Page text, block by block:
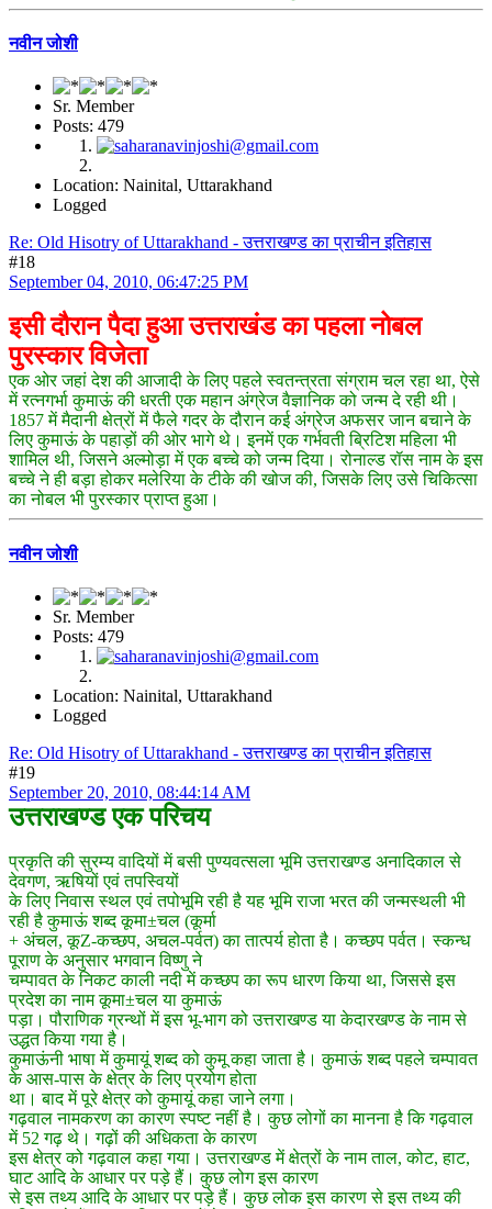
नवीन जोशी
Sr. Member
Posts: 479
Location: Nainital, Uttarakhand
Logged
Re: Old Hisotry of Uttarakhand - उत्तराखण्ड का प्राचीन इतिहास
#18
September 04, 2010, 06:47:25 PM
इसी दौरान पैदा हुआ उत्तराखंड का पहला नोबल
पुरस्कार विजेता
एक ओर जहां देश की आजादी के लिए पहले स्वतन्त्रता संग्राम चल रहा था, ऐसे
में रत्नगर्भा कुमाऊं की धरती एक महान अंग्रेज वैज्ञानिक को जन्म दे रही थी।
1857 में मैदानी क्षेत्रों में फैले गदर के दौरान कई अंग्रेज अफसर जान बचाने के
लिए कुमाऊं के पहाड़ों की ओर भागे थे। इनमें एक गर्भवती ब्रिटिश महिला भी
शामिल थी, जिसने अल्मोड़ा में एक बच्चे को जन्म दिया। रोनाल्ड रॉस नाम के इस
बच्चे ने ही बड़ा होकर मलेरिया के टीके की खोज की, जिसके लिए उसे चिकित्सा
का नोबल भी पुरस्कार प्राप्त हुआ।
नवीन जोशी
Sr. Member
Posts: 479
Location: Nainital, Uttarakhand
Logged
Re: Old Hisotry of Uttarakhand - उत्तराखण्ड का प्राचीन इतिहास
#19
September 20, 2010, 08:44:14 AM
उत्तराखण्ड एक परिचय
प्रकृति की सुरम्य वादियों में बसी पुण्यवत्सला भूमि उत्तराखण्ड अनादिकाल से
देवगण, ऋषियों एवं तपस्वियों
के लिए निवास स्थल एवं तपोभूमि रही है यह भूमि राजा भरत की जन्मस्थली भी
रही है कुमाऊं शब्द कूमा±चल (कूर्मा
+ अंचल, कूZ-कच्छप, अचल-पर्वत) का तात्पर्य होता है। कच्छप पर्वत। स्कन्ध
पूराण के अनुसार भगवान विष्णु ने
चम्पावत के निकट काली नदी में कच्छप का रूप धारण किया था, जिससे इस
प्रदेश का नाम कूमा±चल या कुमाऊं
पड़ा। पौराणिक ग्रन्थों में इस भू-भाग को उत्तराखण्ड या केदारखण्ड के नाम से
उद्धत किया गया है।
कुमाऊंनी भाषा में कुमायूं शब्द को कुमू कहा जाता है। कुमाऊं शब्द पहले चम्पावत
के आस-पास के क्षेत्र के लिए प्रयोग होता
था। बाद में पूरे क्षेत्र को कुमायूं कहा जाने लगा।
गढ़वाल नामकरण का कारण स्पष्ट नहीं है। कुछ लोगों का मानना है कि गढ़वाल
में 52 गढ़ थे। गढ़ों की अधिकता के कारण
इस क्षेत्र को गढ़वाल कहा गया। उत्तराखण्ड में क्षेत्रों के नाम ताल, कोट, हाट,
घाट आदि के आधार पर पड़े हैं। कुछ लोग इस कारण
से इस तथ्य आदि के आधार पर पड़े हैं। कुछ लोक इस कारण से इस तथ्य की